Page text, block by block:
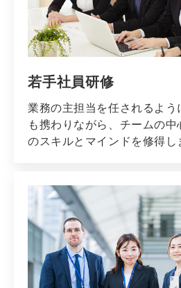
若手社員研修
業務の主担当を任されるよ
も携わりながら、チームの
のスキルとマインドを修得し